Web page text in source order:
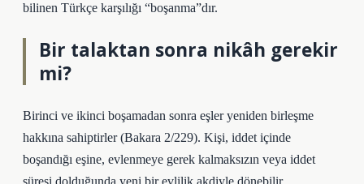
bilinen Türkçe karşılığı “boşanma”dır.
Bir talaktan sonra nikâh gerekir
mi?
Birinci ve ikinci boşamadan sonra eşler yeniden birleşme
hakkına sahiptirler (Bakara 2/229). Kişi, iddet içinde
boşandığı eşine, evlenmeye gerek kalmaksızın veya iddet
süresi dolduğunda yeni bir evlilik akdiyle dönebilir.